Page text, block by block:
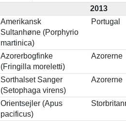
2013
Amerikansk
Sultanhøne (Porphyrio
martinica)
Portugal
Azorerbogfinke
(Fringilla moreletti)
Azorerne
Sorthalset Sanger
(Setophaga virens)
Azorerne
Orientsejler (Apus
pacificus)